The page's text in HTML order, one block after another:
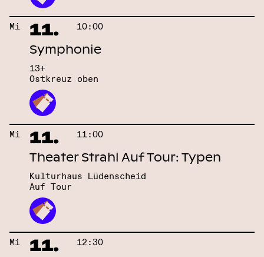
Mi 11. 10:00
Symphonie
13+
Ostkreuz oben
Mi 11. 11:00
Theater Strahl Auf Tour: Typen
Kulturhaus Lüdenscheid
Auf Tour
Mi 11. 12:30